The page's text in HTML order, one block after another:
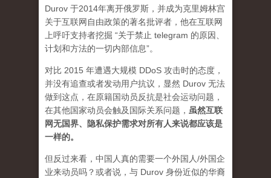
Durov 于2014年离开俄罗斯，并成为克里姆林宫
关于互联网自由政策的著名批评者，他在互联网
上呼吁支持者挖掘 “关于禁止 telegram 的原因、
计划和方法的一切内部信息”。
对比 2015 年遭遇大规模 DDoS 攻击时的态度，
并没有追查或者发动用户抗议，显然 Durov 无法
做到这点，在原籍国动员反抗是社会运动问题，
在其他国家动员会触及国际关系问题， 虽然互联
网无国界、隐私保护需求对所有人来说都应该是
一样的。
但反过来看，中国人真的需要一个外国人/外国企
业来动员吗？或者说，与 Durov 身份近似的华裔